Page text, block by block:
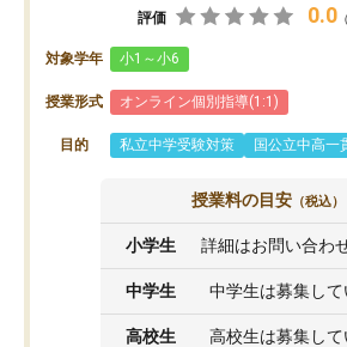
評価 0.0
対象学年 小1～小6
授業形式 オンライン個別指導(1:1)
目的 私立中学受験対策 国公立中高一
授業料の目安 （税込）
小学生 詳細はお問い合わ
中学生 中学生は募集して
高校生 高校生は募集して